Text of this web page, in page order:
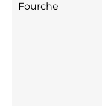
Fourche